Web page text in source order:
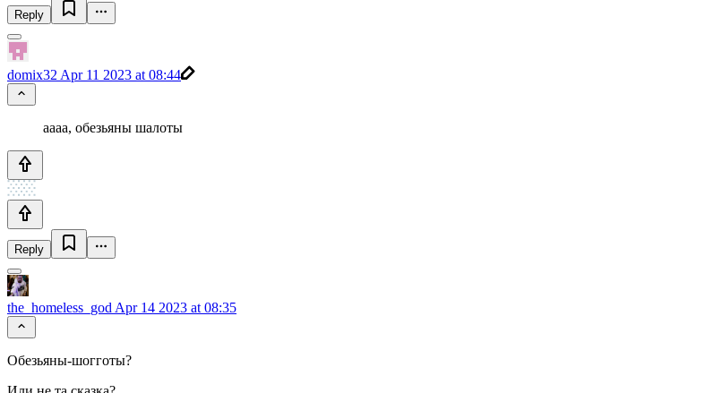
Reply
domix32 Apr 11 2023 at 08:44
аааа, обезьяны шалоты
Reply
the_homeless_god Apr 14 2023 at 08:35
Обезьяны-шогготы?